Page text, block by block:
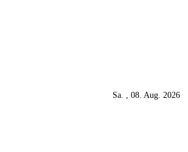
Sa. , 08. Aug. 2026